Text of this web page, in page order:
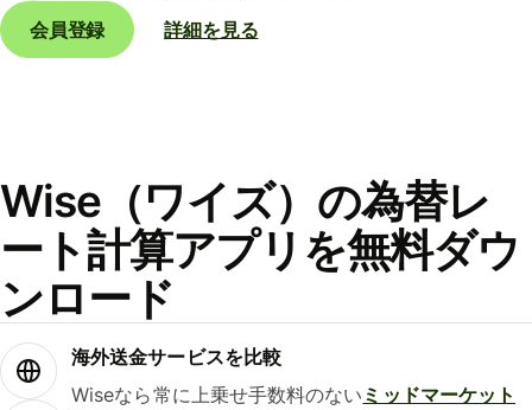
会員登録
詳細を見る
Wise（ワイズ）の為替レ
ート計算アプリを無料ダウ
ンロード
海外送金サービスを比較
Wiseなら常に上乗せ手数料のない ミッドマーケット